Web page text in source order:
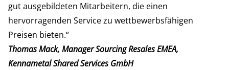
gut ausgebildeten Mitarbeitern, die einen
hervorragenden Service zu wettbewerbsfähigen
Preisen bieten.“
Thomas Mack, Manager Sourcing Resales EMEA,
Kennametal Shared Services GmbH